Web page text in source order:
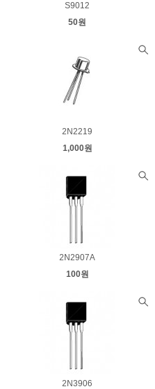
S9012
50원
2N2219
1,000원
2N2907A
100원
2N3906